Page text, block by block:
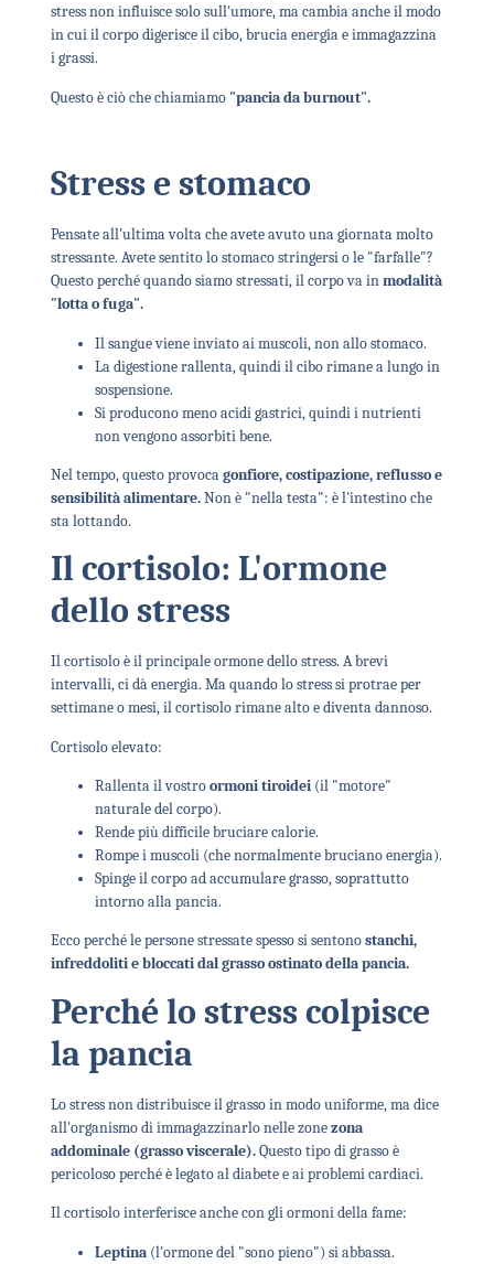
stress non influisce solo sull'umore, ma cambia anche il modo
in cui il corpo digerisce il cibo, brucia energia e immagazzina
i grassi.
Questo è ciò che chiamiamo "pancia da burnout".
Stress e stomaco
Pensate all'ultima volta che avete avuto una giornata molto
stressante. Avete sentito lo stomaco stringersi o le "farfalle"?
Questo perché quando siamo stressati, il corpo va inmodalità
"lotta o fuga".
Il sangue viene inviato ai muscoli, non allo stomaco.
La digestione rallenta, quindi il cibo rimane a lungo in
sospensione.
Si producono meno acidi gastrici, quindi i nutrienti
non vengono assorbiti bene.
Nel tempo, questo provocagonfiore, costipazione, reflusso e
sensibilità alimentare.Non è "nella testa": è l'intestino che
sta lottando.
Il cortisolo: L'ormone
dello stress
Il cortisolo è il principale ormone dello stress. A brevi
intervalli, ci dà energia. Ma quando lo stress si protrae per
settimane o mesi, il cortisolo rimane alto e diventa dannoso.
Cortisolo elevato:
Rallenta il vostroormoni tiroidei(il "motore"
naturale del corpo).
Rende più difficile bruciare calorie.
Rompe i muscoli (che normalmente bruciano energia).
Spinge il corpo ad accumulare grasso, soprattutto
intorno alla pancia.
Ecco perché le persone stressate spesso si sentonostanchi,
infreddoliti e bloccati dal grasso ostinato della pancia.
Perché lo stress colpisce
la pancia
Lo stress non distribuisce il grasso in modo uniforme, ma dice
all'organismo di immagazzinarlo nelle zonezona
addominale (grasso viscerale).Questo tipo di grasso è
pericoloso perché è legato al diabete e ai problemi cardiaci.
Il cortisolo interferisce anche con gli ormoni della fame:
Leptina(l'ormone del "sono pieno") si abbassa.